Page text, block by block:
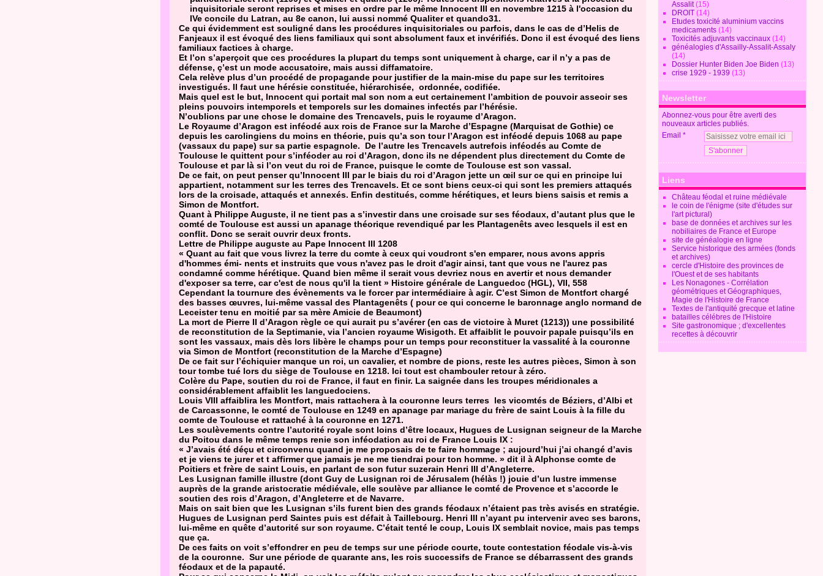
inquisitoriale seront reprises et mises en ordre par le même Innocent III en novembre 1215 à l'occasion du
IVe concile du Latran, au 8e canon, lui aussi nommé Qualiter et quando31.
Ce qui évidemment est souligné dans les procédures inquisitoriales ou parfois, dans le cas de d’Helis de
Fanjeaux il est évoqué des liens familiaux qui sont absolument faux et invérifiés. Donc il est évoqué des liens
familiaux factices à charge.
Et l’on s’aperçoit que ces procédures la plupart du temps sont uniquement à charge, car il n’y a pas de
défense, ç’est un mode accusatoire, mais aussi diffamatoire.
Cela relève plus d’un procédé de propagande pour justifier de la main-mise du pape sur les territoires
investigués. Il faut une hérésie constituée, hiérarchisée, ordonnée, codifiée.
Mais quel est le but, Innocent qui portait mal son nom a eut certainement l’ambition de pouvoir asseoir ses
pleins pouvoirs intemporels et temporels sur les domaines infectés par l’hérésie.
N’oublions par une chose le domaine des Trencavels, puis le royaume d’Aragon.
Le Royaume d’Aragon est inféodé aux rois de France sur la Marche d’Espagne (Marquisat de Gothie) ce
depuis les carolingiens du moins en théorie, puis qu’a son tour l’Aragon est inféodé depuis 1068 au pape
(vassaux du pape) sur sa partie espagnole. De l’autre les Trencavels autrefois inféodés au Comte de
Toulouse le quittent pour s’inféoder au roi d’Aragon, donc ils ne dépendent plus directement du Comte de
Toulouse et par là si l’on veut du roi de France, puisque le comte de Toulouse est son vassal.
De ce fait, on peut penser qu’Innocent III par le biais du roi d’Aragon jette un œil sur ce qui en principe lui
appartient, notamment sur les terres des Trencavels. Et ce sont biens ceux-ci qui sont les premiers attaqués
lors de la croisade, attaqués et annexés. Enfin destitués, comme hérétiques, et leurs biens saisis et remis a
Simon de Montfort.
Quant à Philippe Auguste, il ne tient pas a s’investir dans une croisade sur ses féodaux, d’autant plus que le
comté de Toulouse est aussi un apanage théorique revendiqué par les Plantagenêts avec lesquels il est en
conflit. Donc se serait ouvrir deux fronts.
Lettre de Philippe auguste au Pape Innocent III 1208
« Quant au fait que vous livrez la terre du comte à ceux qui voudront s'en emparer, nous avons appris
d'hommes émi- nents et instruits que vous n'avez pas le droit d'agir ainsi, tant que vous ne l'aurez pas
condamné comme hérétique. Quand bien même il serait vous devriez nous en avertir et nous demander
d'exposer sa terre, car c'est de nous qu'il la tient » Histoire générale de Languedoc (HGL), VII, 558
Cependant la tournure des évènements va le forcer par intermédiaire à agir. C’est Simon de Montfort chargé
des basses œuvres, lui-même vassal des Plantagenêts ( pour ce qui concerne le baronnage anglo normand de
Leceister tenu en moitié par sa mère Amicie de Beaumont)
La mort de Pierre II d’Aragon règle ce qui aurait pu s’avérer (en cas de victoire à Muret (1213)) une possibilité
de reconstitution de la Septimanie, via l’ancien royaume Wisigoth. Et affaiblit le pouvoir papale puisqu’ils en
sont les vassaux, mais dès lors libère le champs pour un temps pour reconstituer la vassalité à la couronne
via Simon de Montfort (reconstitution de la Marche d’Espagne)
De ce fait sur l’échiquier manque un roi, un cavalier, et nombre de pions, reste les autres pièces, Simon à son
tour tombe tué lors du siège de Toulouse en 1218. Ici tout est chambouler retour à zéro.
Colère du Pape, soutien du roi de France, il faut en finir. La saignée dans les troupes méridionales a
considérablement affaiblit les languedociens.
Louis VIII affaiblira les Montfort, mais rattachera à la couronne leurs terres les vicomtés de Béziers, d’Albi et
de Carcassonne, le comté de Toulouse en 1249 en apanage par mariage du frère de saint Louis à la fille du
comte de Toulouse et rattaché à la couronne en 1271.
Les soulèvements contre l’autorité royale sont loins d’être locaux, Hugues de Lusignan seigneur de la Marche
du Poitou dans le même temps renie son inféodation au roi de France Louis IX :
« J’avais été déçu et circonvenu quand je me proposais de te faire hommage ; aujourd’hui j’ai changé d’avis
et je viens te jurer et t affirmer que jamais je ne me tiendrai pour ton homme. » dit il à Alphonse comte de
Poitiers et frère de saint Louis, en parlant de son futur suzerain Henri III d’Angleterre.
Les Lusignan famille illustre (dont Guy de Lusignan roi de Jérusalem (hélàs !) jouie d’un lustre immense
auprès de la grande aristocratie médiévale, elle soulève par alliance le comté de Provence et s’accorde le
soutien des rois d’Aragon, d’Angleterre et de Navarre.
Mais on sait bien que les Lusignan s’ils furent bien des grands féodaux n’étaient pas très avisés en stratégie.
Hugues de Lusignan perd Saintes puis est défait à Taillebourg. Henri III n’ayant pu intervenir avec ses barons,
lui-même en quête d’autorité sur son royaume. C’était tenté le coup, Louis IX semblait novice, mais pas temps
que ça.
De ces faits on voit s’effondrer en peu de temps sur une période courte, toute contestation féodale vis-à-vis
de la couronne. Sur une période de quarante ans, les rois successifs de France se débarrassent des grands
féodaux et de la papauté.
Assalit(15)
DROIT (14)
Etudes toxicité aluminium vaccins
medicaments (14)
Toxicités adjuvants vaccinaux (14)
généalogies d'Assailly-Assalit-Assaly
(14)
Dossier Hunter Biden Joe Biden (13)
crise 1929 - 1939 (13)
Newsletter
Abonnez-vous pour être averti des
nouveaux articles publiés.
Email
Liens
Château féodal et ruine médiévale
le coin de l'énigme (site d'études sur
l'art pictural)
base de données et archives sur les
nobiliaires de France et Europe
site de généalogie en ligne
Service historique des armées (fonds
et archives)
cercle d'Histoire des provinces de
l'Ouest et de ses habitants
Les Nonagones - Corrélation
géométriques et Géographiques,
Magie de l'Histoire de France
Textes de l'antiquité grecque et latine
batailles célébres de l'Histoire
Site gastronomique ; d'excellentes
recettes à découvrir